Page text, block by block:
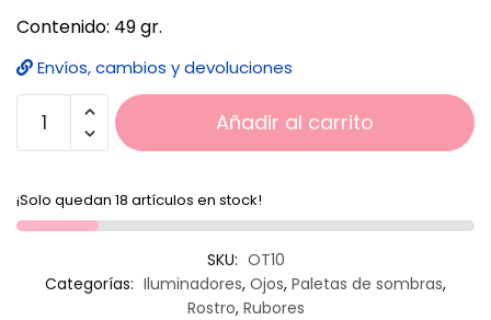
Contenido: 49 gr.
Envíos, cambios y devoluciones
Añadir al carrito
¡Solo quedan 18 artículos en stock!
SKU: OT10
Categorías: Iluminadores, Ojos, Paletas de sombras,
Rostro, Rubores